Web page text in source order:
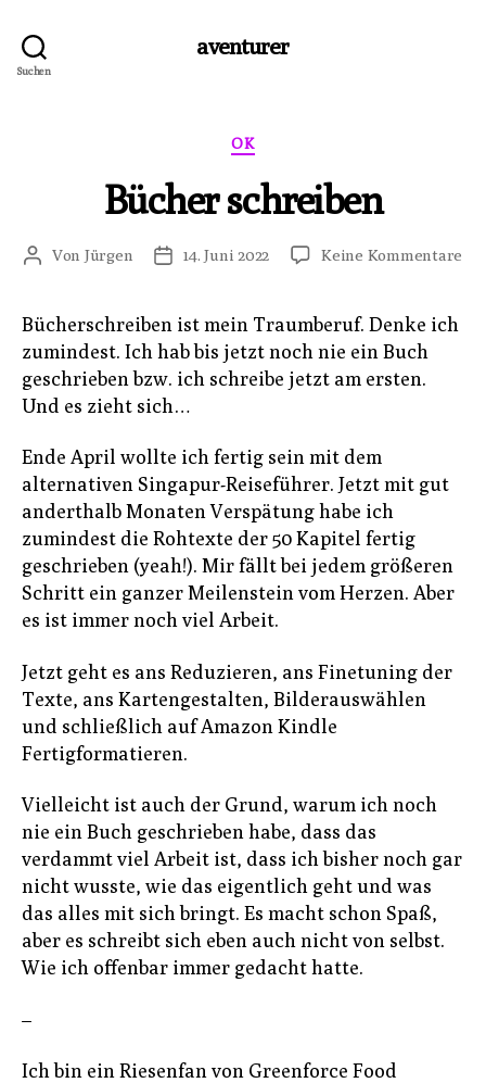
Suchen
aventurer
Kategorien
OK
Bücher schreiben
Beitragsautor
Von Jürgen Veröffentlichungsdatum
14. Juni 2022 Keine Kommentare
Bücherschreiben ist mein Traumberuf. Denke ich
zumindest. Ich hab bis jetzt noch nie ein Buch
geschrieben bzw. ich schreibe jetzt am ersten.
Und es zieht sich…
Ende April wollte ich fertig sein mit dem
alternativen Singapur-Reiseführer. Jetzt mit gut
anderthalb Monaten Verspätung habe ich
zumindest die Rohtexte der 50 Kapitel fertig
geschrieben (yeah!). Mir fällt bei jedem größeren
Schritt ein ganzer Meilenstein vom Herzen. Aber
es ist immer noch viel Arbeit.
Jetzt geht es ans Reduzieren, ans Finetuning der
Texte, ans Kartengestalten, Bilderauswählen
und schließlich auf Amazon Kindle
Fertigformatieren.
Vielleicht ist auch der Grund, warum ich noch
nie ein Buch geschrieben habe, dass das
verdammt viel Arbeit ist, dass ich bisher noch gar
nicht wusste, wie das eigentlich geht und was
das alles mit sich bringt. Es macht schon Spaß,
aber es schreibt sich eben auch nicht von selbst.
Wie ich offenbar immer gedacht hatte.
–
Ich bin ein Riesenfan von Greenforce Food